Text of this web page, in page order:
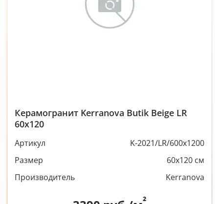
Керамогранит Kerranova Butik Beige LR
60x120
Артикул
K-2021/LR/600x1200
Размер
60x120 см
Производитель
Kerranova